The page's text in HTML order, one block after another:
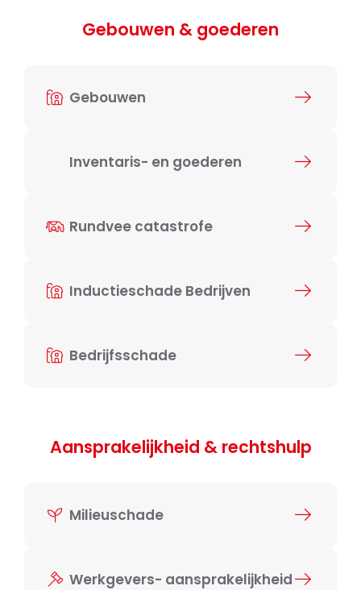
Gebouwen & goederen
Gebouwen
Inventaris- en goederen
Rundvee catastrofe
Inductieschade Bedrijven
Bedrijfsschade
Aansprakelijkheid & rechtshulp
Milieuschade
Werkgevers- aansprakelijkheid